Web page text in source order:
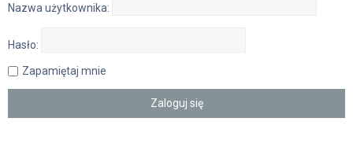
Nazwa użytkownika:
Hasło:
Zapamiętaj mnie